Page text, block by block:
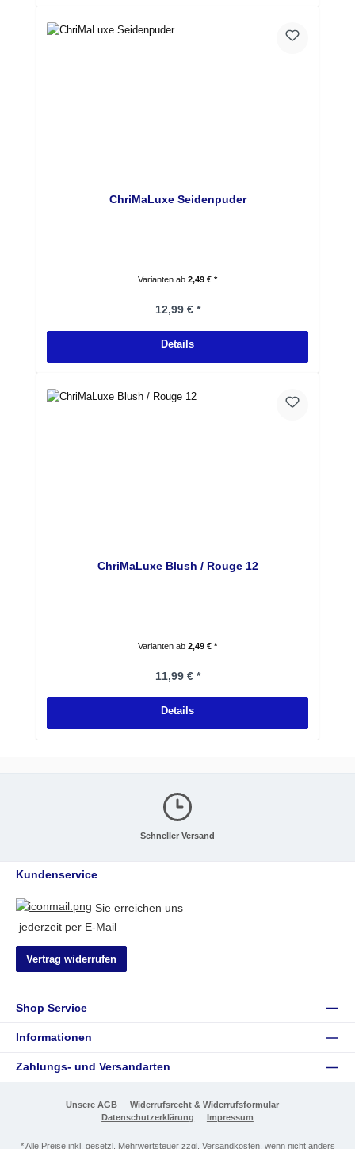
ChriMaLuxe Seidenpuder
Varianten ab 2,49 € *
Regulärer Preis:
12,99 € *
Details
ChriMaLuxe Blush / Rouge 12
Varianten ab 2,49 € *
Regulärer Preis:
11,99 € *
Details
Schneller Versand
Kundenservice
Sie erreichen uns
jederzeit per E-Mail
Vertrag widerrufen
Shop Service
Informationen
Zahlungs- und Versandarten
Unsere AGB
Widerrufsrecht & Widerrufsformular
Datenschutzerklärung
Impressum
* Alle Preise inkl. gesetzl. Mehrwertsteuer zzgl. Versandkosten, wenn nicht anders